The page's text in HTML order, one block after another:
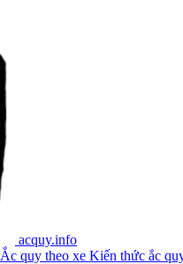
acquy.info
Ắc quy theo xe Kiến thức ắc